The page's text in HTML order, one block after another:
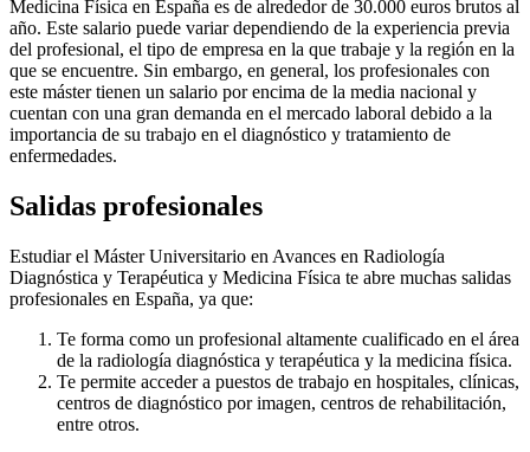
Medicina Física en España es de alrededor de 30.000 euros brutos al
año. Este salario puede variar dependiendo de la experiencia previa
del profesional, el tipo de empresa en la que trabaje y la región en la
que se encuentre. Sin embargo, en general, los profesionales con
este máster tienen un salario por encima de la media nacional y
cuentan con una gran demanda en el mercado laboral debido a la
importancia de su trabajo en el diagnóstico y tratamiento de
enfermedades.
Salidas profesionales
Estudiar el Máster Universitario en Avances en Radiología
Diagnóstica y Terapéutica y Medicina Física te abre muchas salidas
profesionales en España, ya que:
Te forma como un profesional altamente cualificado en el área
de la radiología diagnóstica y terapéutica y la medicina física.
Te permite acceder a puestos de trabajo en hospitales, clínicas,
centros de diagnóstico por imagen, centros de rehabilitación,
entre otros.